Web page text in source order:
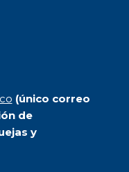
(único correo
de
y